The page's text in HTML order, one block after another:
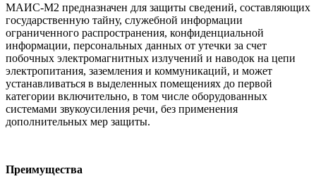
МАИС-М2 предназначен для защиты сведений, составляющих
государственную тайну, служебной информации
ограниченного распространения, конфиденциальной
информации, персональных данных от утечки за счет
побочных электромагнитных излучений и наводок на цепи
электропитания, заземления и коммуникаций, и может
устанавливаться в выделенных помещениях до первой
категории включительно, в том числе оборудованных
системами звукоусиления речи, без применения
дополнительных мер защиты.
Преимущества